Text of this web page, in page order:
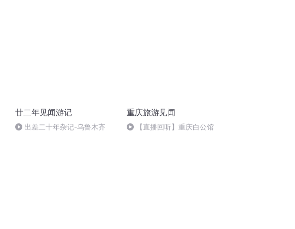
廿二年见闻游记
出差二十年杂记-乌鲁木齐
重庆旅游见闻
【直播回听】重庆白公馆